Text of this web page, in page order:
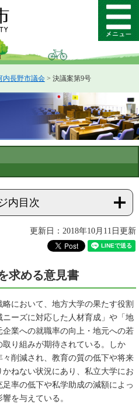
メ
ニ
ー
内長野市議会 > 決議案第9号
内目次
更新日：2018年10月11日更新
求める意見書
において、地方大学の果たす役割
ーズに対応した人材育成」や「地
業への就職率の向上・地元への若
り組みが期待されている。しか
削減され、教育の質の低下や将来
ねない状況にあり、私立大学にお
率の低下や私学助成の減額によっ
を与えている。